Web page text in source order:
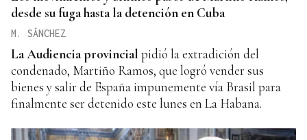
desde su fuga hasta la detención en Cuba
M. SÁNCHEZ
La Audiencia provincial pidió la extradición del
condenado, Martiño Ramos, que logró vender sus
bienes y salir de España impunemente vía Brasil para
finalmente ser detenido este lunes en La Habana.